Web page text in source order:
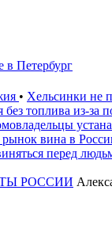
в Петербург
• Хельсинки не
без топлива из-за
вина в
перед
РОССИИ